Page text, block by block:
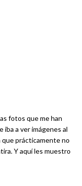
fotos que me han
iba a ver imágenes al
prácticamente no
Y aquí les muestro